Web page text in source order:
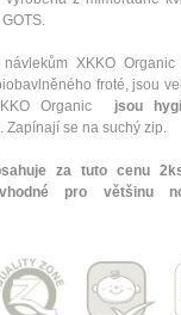
XKKO
froté, jsou
Organic jsou
. Zapínají se na suchý zip.
za tuto cenu
pro většinu